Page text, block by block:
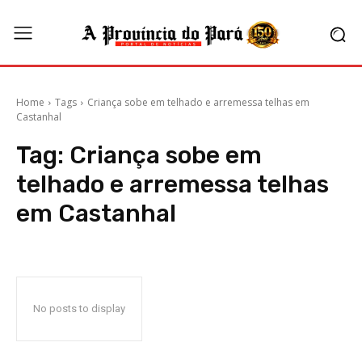
Home Tags
Criança sobe em telhado e arremessa telhas em
Castanhal
Tag: Criança sobe em
telhado e arremessa telhas
em Castanhal
No posts to display